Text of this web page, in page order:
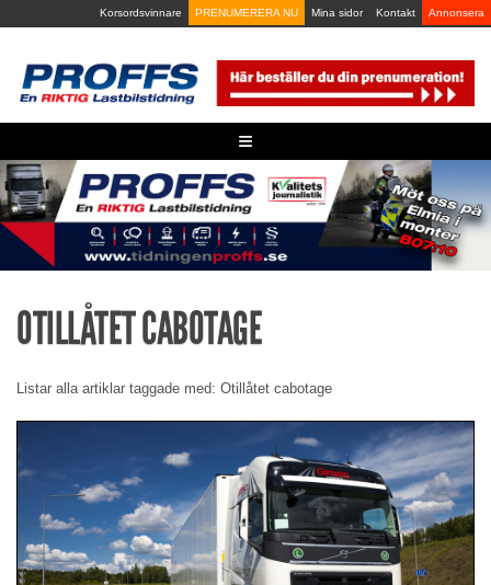
to
Korsordsvinnare PRENUMERERA NU Mina sidor Kontakt Annonsera
≡
OTILLÅTET CABOTAGE
Listar alla artiklar taggade med: Otillåtet cabotage